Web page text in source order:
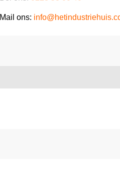
Mail ons: